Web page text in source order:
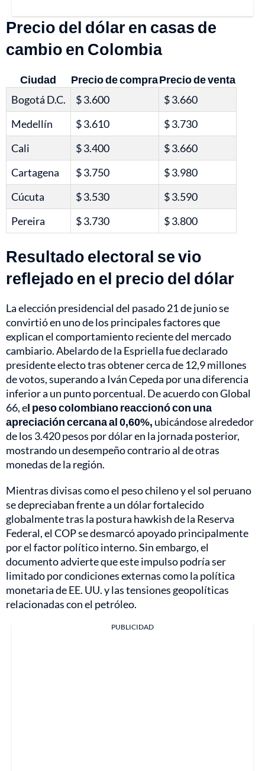
Precio del dólar en casas de
cambio en Colombia
Ciudad Precio de compraPrecio de venta
Bogotá D.C.
$ 3.600
$ 3.660
Medellín
$ 3.610
$ 3.730
Cali
$ 3.400
$ 3.660
Cartagena
$ 3.750
$ 3.980
Cúcuta
$ 3.530
$ 3.590
Pereira
$ 3.730 $ 3.800
Resultado electoral se vio
reflejado en el precio del dólar
La elección presidencial del pasado 21 de junio se
convirtió en uno de los principales factores que
explican el comportamiento reciente del mercado
cambiario. Abelardo de la Espriella fue declarado
presidente electo tras obtener cerca de 12,9 millones
de votos, superando a Iván Cepeda por una diferencia
inferior a un punto porcentual. De acuerdo con Global
66, el peso colombiano reaccionó con una
apreciación cercana al 0,60%, ubicándose alrededor
de los 3.420 pesos por dólar en la jornada posterior,
mostrando un desempeño contrario al de otras
monedas de la región.
Mientras divisas como el peso chileno y el sol peruano
se depreciaban frente a un dólar fortalecido
globalmente tras la postura hawkish de la Reserva
Federal, el COP se desmarcó apoyado principalmente
por el factor político interno. Sin embargo, el
documento advierte que este impulso podría ser
limitado por condiciones externas como la política
monetaria de EE. UU. y las tensiones geopolíticas
relacionadas con el petróleo.
PUBLICIDAD